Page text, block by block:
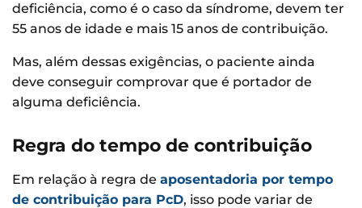
deficiência, como é o caso da síndrome, devem ter
55 anos de idade e mais 15 anos de contribuição.
Mas, além dessas exigências, o paciente ainda
deve conseguir comprovar que é portador de
alguma deficiência.
Regra do tempo de contribuição
Em relação à regra de aposentadoria por tempo
de contribuição para PcD, isso pode variar de